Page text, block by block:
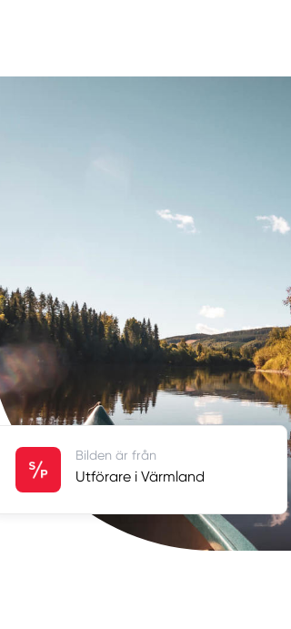
Bilden är från
Utförare i Värmland